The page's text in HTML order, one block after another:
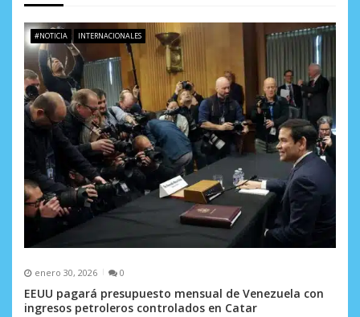
d
e
e
n
t
r
a
d
a
s
#NOTICIA INTERNACIONALES
enero 30, 2026 0
EEUU pagará presupuesto mensual de Venezuela con
ingresos petroleros controlados en Catar